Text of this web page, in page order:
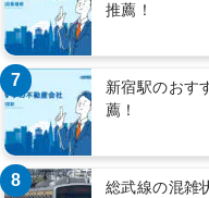
推薦！
7
新宿駅のおす
薦！
8
総武線の混雑